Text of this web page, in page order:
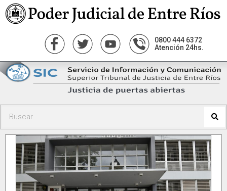
0800 444 6372
Atención 24hs.